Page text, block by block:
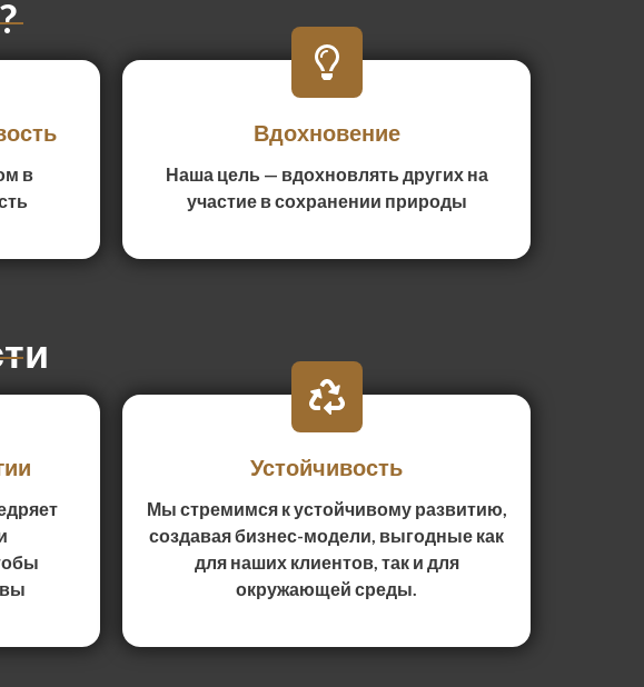
в
Вдохновение
Наша цель — вдохновлять других на
участие в сохранении природы
Устойчивость
Мы стремимся к устойчивому развитию,
создавая бизнес-модели, выгодные как
для наших клиентов, так и для
окружающей среды.